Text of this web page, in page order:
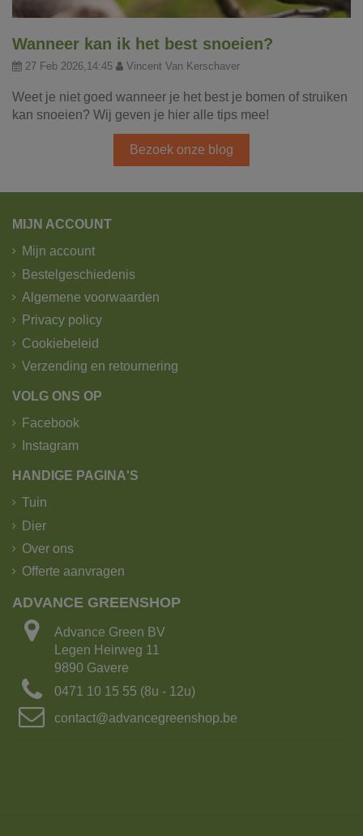
Wanneer kan ik het best snoeien?
27 Feb 2026,14:45 Vincent Van Kerschaver
Weet je niet goed wanneer je het best je bomen of struiken
kan snoeien? Wij geven je hier alle tips mee!
Bezoek onze blog
MIJN ACCOUNT
Mijn account
Bestelgeschiedenis
Algemene voorwaarden
Privacy policy
Cookiebeleid
Verzending en retournering
VOLG ONS OP
Facebook
Instagram
HANDIGE PAGINA'S
Tuin
Dier
Over ons
Offerte aanvragen
ADVANCE GREENSHOP
Advance Green BV
Legen Heirweg 11
9890 Gavere
0471 10 15 55 (8u - 12u)
contact@advancegreenshop.be